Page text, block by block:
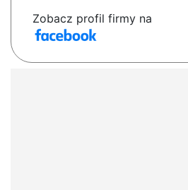
Zobacz profil firmy na